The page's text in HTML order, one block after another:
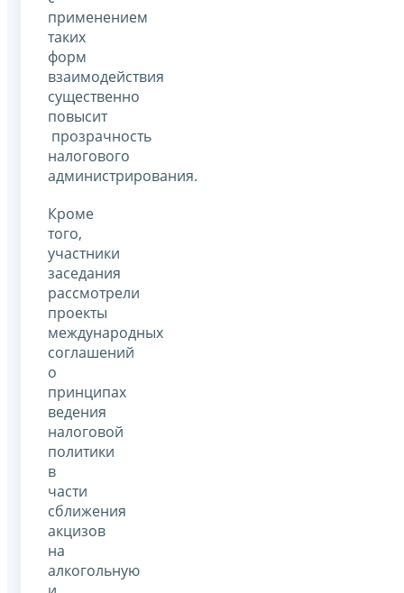
применением
таких
форм
взаимодействия
существенно
повысит
прозрачность
налогового
администрирования.
Кроме
того,
участники
заседания
рассмотрели
проекты
международных
соглашений
о
принципах
ведения
налоговой
политики
в
части
сближения
акцизов
на
алкогольную